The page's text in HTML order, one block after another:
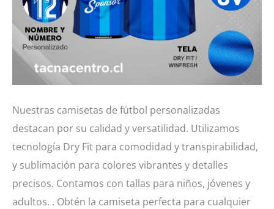
Nuestras camisetas de fútbol personalizadas
destacan por su calidad y versatilidad. Utilizamos
tecnología Dry Fit para comodidad y transpirabilidad,
y sublimación para colores vibrantes y detalles
precisos. Contamos con tallas para niños, jóvenes y
adultos. . Obtén la camiseta perfecta para cualquier